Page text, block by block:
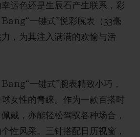
运色还是生辰石产生联系，彩
一键式”悦彩腕表（33毫
，为其注入满满的欢愉与活
一键式”腕表精致小巧，
女性的青睐。作为一款百搭时
戴，亦能轻松驾驭各种场合，
性风采。三针搭配日历视窗，
查找专卖店